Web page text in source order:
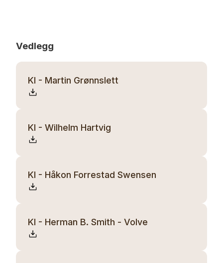
Vedlegg
KI - Martin Grønnslett
KI - Wilhelm Hartvig
KI - Håkon Forrestad Swensen
KI - Herman B. Smith - Volve